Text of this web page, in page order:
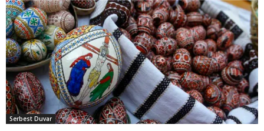
Serbest Duvar